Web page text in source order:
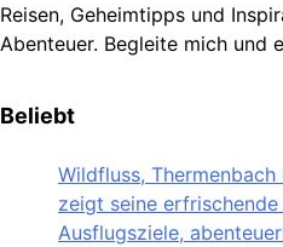
Reisen, Geheimtipps und
Abenteuer. Begleite mich und
Beliebt
Wildfluss,
zeigt seine
Ausflugsziele,